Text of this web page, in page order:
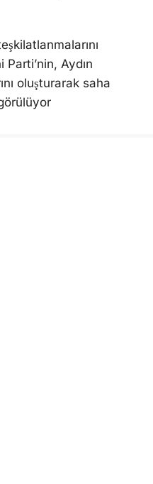
Parti’nin, Aydın
oluşturarak saha